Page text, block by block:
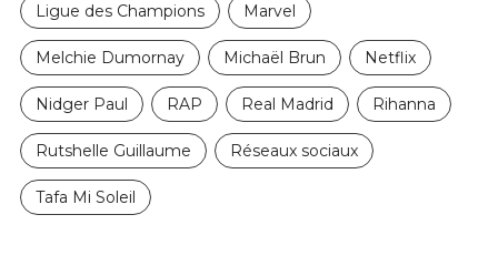
Ligue des Champions Marvel
Melchie Dumornay Michaël Brun Netflix
Nidger Paul RAP Real Madrid Rihanna
Rutshelle Guillaume Réseaux sociaux
Tafa Mi Soleil